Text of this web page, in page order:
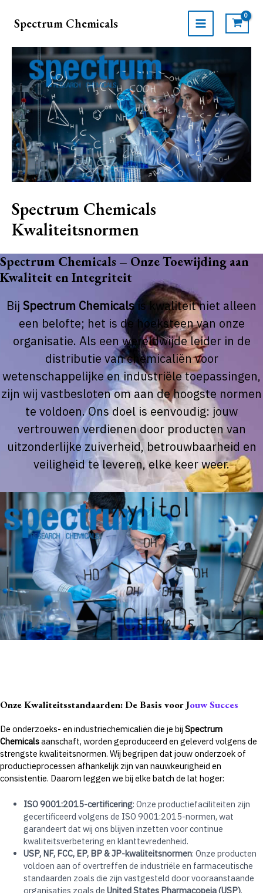
naarSpectrum Chemicals
MAIN
Spectrum Chemicals
Kwaliteitsnormen
Spectrum Chemicals – Onze Toewijding aan
Kwaliteit en Integriteit
Bij Spectrum Chemicalsis kwaliteit niet alleen
een belofte; het is de hoeksteen van onze
organisatie. Als een wereldwijde leider in de
distributie van chemicaliën voor
wetenschappelijke en industriële toepassingen,
zijn wij vastbesloten om aan de hoogste normen
te voldoen. Ons doel is eenvoudig: jouw
vertrouwen verdienen door producten van
uitzonderlijke zuiverheid, betrouwbaarheid en
veiligheid te leveren, elke keer weer.
Onze Kwaliteitsstandaarden: De Basis voor Jouw Succes
De onderzoeks- en industriechemicaliën die je bij Spectrum
Chemicalsaanschaft, worden geproduceerd en geleverd volgens de
strengste kwaliteitsnormen. Wij begrijpen dat jouw onderzoek of
productieprocessen afhankelijk zijn van nauwkeurigheid en
consistentie. Daarom leggen we bij elke batch de lat hoger:
ISO 9001:2015-certificering: Onze productiefaciliteiten zijn
gecertificeerd volgens de ISO 9001:2015-normen, wat
garandeert dat wij ons blijven inzetten voor continue
kwaliteitsverbetering en klanttevredenheid.
USP, NF, FCC, EP, BP & JP-kwaliteitsnormen: Onze producten
voldoen aan of overtreffen de industriële en farmaceutische
standaarden zoals die zijn vastgesteld door vooraanstaande
organisaties zoals de United States Pharmacopeia (USP),